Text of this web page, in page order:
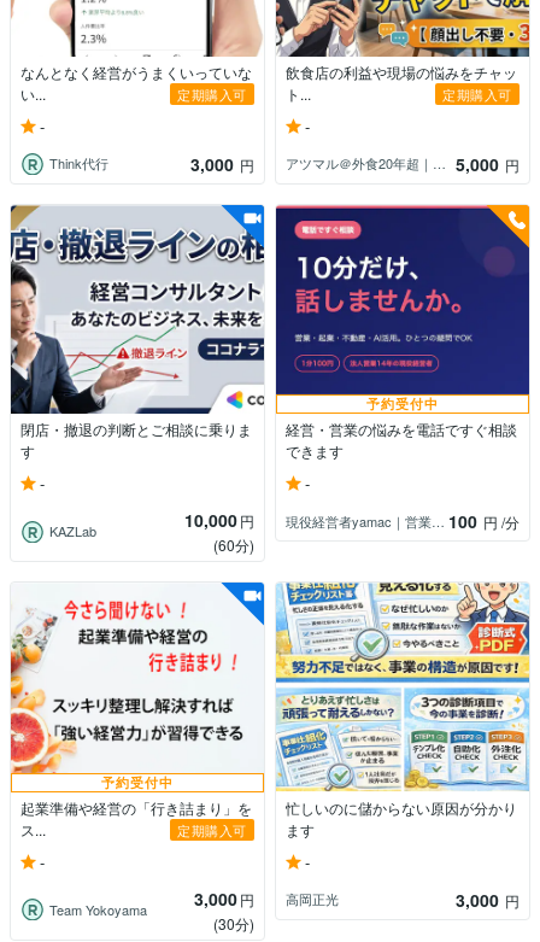
なんとなく経営がうまくいっていな
い...
定期購入可
-
Think代行 3,000 円
飲食店の利益や現場の悩みをチャッ
ト...
定期購入可
-
​アツマル＠外食20年超｜現役COO 5,000 円
閉店・撤退の判断とご相談に乗りま
す
-
KAZLab 10,000円
(60分)
予約受付中
経営・営業の悩みを電話ですぐ相談
できます
-
現役経営者yamac｜営業と経営の相談 100 円 /分
予約受付中
起業準備や経営の「行き詰まり」を
ス...
定期購入可
-
Team Yokoyama 3,000円
(30分)
忙しいのに儲からない原因が分かり
ます
-
高岡正光 3,000 円